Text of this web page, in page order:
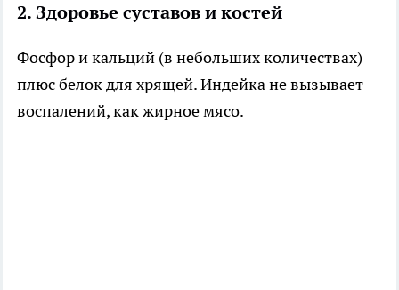
2. Здоровье суставов и костей
Фосфор и кальций (в небольших количествах)
плюс белок для хрящей. Индейка не вызывает
воспалений, как жирное мясо.